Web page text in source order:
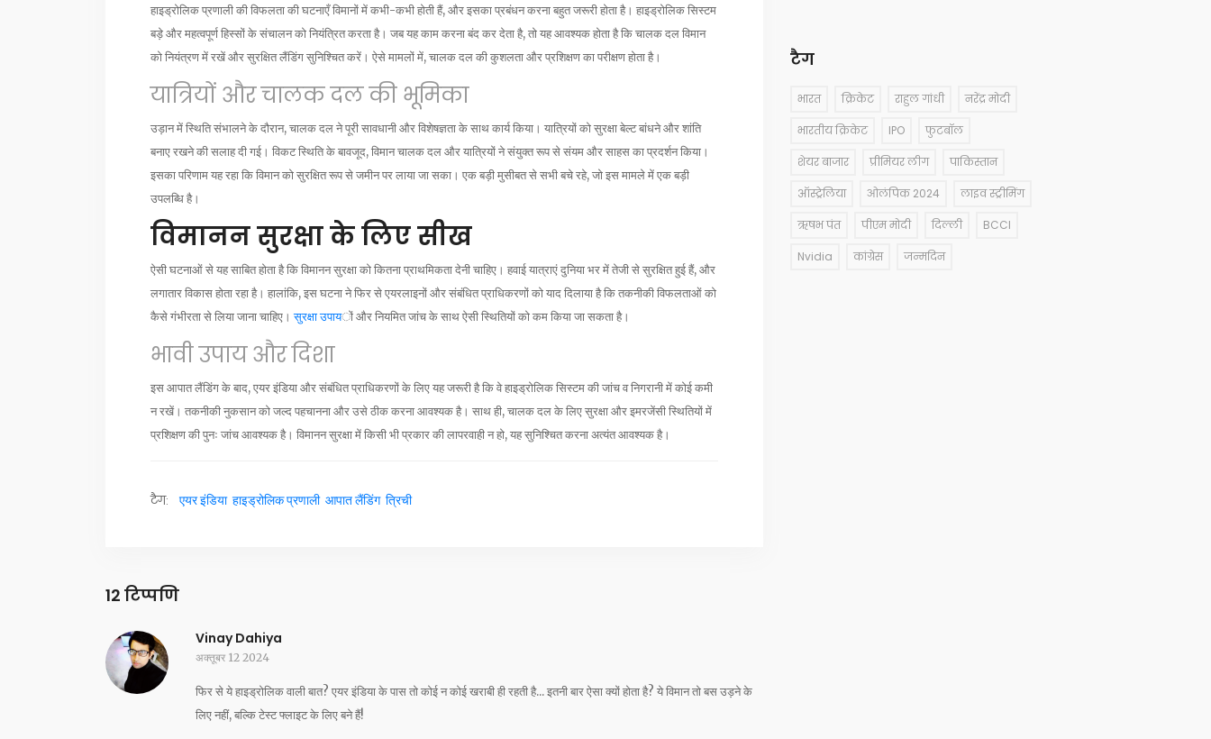
हाइड्रोलिक प्रणाली की विफलता की घटनाएँ विमानों में कभी-कभी होती हैं, और इसका प्रबंधन करना बहुत जरूरी होता है। हाइड्रोलिक सिस्टम
बड़े और महत्वपूर्ण हिस्सों के संचालन को नियंत्रित करता है। जब यह काम करना बंद कर देता है, तो यह आवश्यक होता है कि चालक दल विमान
को नियंत्रण में रखें और सुरक्षित लैंडिंग सुनिश्चित करें। ऐसे मामलों में, चालक दल की कुशलता और प्रशिक्षण का परीक्षण होता है।
यात्रियों और चालक दल की भूमिका
उड़ान में स्थिति संभालने के दौरान, चालक दल ने पूरी सावधानी और विशेषज्ञता के साथ कार्य किया। यात्रियों को सुरक्षा बेल्ट बांधने और शांति
बनाए रखने की सलाह दी गई। विकट स्थिति के बावजूद, विमान चालक दल और यात्रियों ने संयुक्त रूप से संयम और साहस का प्रदर्शन किया।
इसका परिणाम यह रहा कि विमान को सुरक्षित रूप से जमीन पर लाया जा सका। एक बड़ी मुसीबत से सभी बचे रहे, जो इस मामले में एक बड़ी
उपलब्धि है।
विमानन सुरक्षा के लिए सीख
ऐसी घटनाओं से यह साबित होता है कि विमानन सुरक्षा को कितना प्राथमिकता देनी चाहिए। हवाई यात्राएं दुनिया भर में तेजी से सुरक्षित हुई हैं, और
लगातार विकास होता रहा है। हालांकि, इस घटना ने फिर से एयरलाइनों और संबंधित प्राधिकरणों को याद दिलाया है कि तकनीकी विफलताओं को
कैसे गंभीरता से लिया जाना चाहिए।सुरक्षा उपायों और नियमित जांच के साथ ऐसी स्थितियों को कम किया जा सकता है।
भावी उपाय और दिशा
इस आपात लैंडिंग के बाद, एयर इंडिया और संबंधित प्राधिकरणों के लिए यह जरूरी है कि वे हाइड्रोलिक सिस्टम की जांच व निगरानी में कोई कमी
न रखें। तकनीकी नुकसान को जल्द पहचानना और उसे ठीक करना आवश्यक है। साथ ही, चालक दल के लिए सुरक्षा और इमरजेंसी स्थितियों में
प्रशिक्षण की पुनः जांच आवश्यक है। विमानन सुरक्षा में किसी भी प्रकार की लापरवाही न हो, यह सुनिश्चित करना अत्यंत आवश्यक है।
टैग: एयर इंडिया हाइड्रोलिक प्रणाली आपात लैंडिंग त्रिची
12 टिप्पणि
Vinay Dahiya
अक्तूबर 12 2024
फिर से ये हाइड्रोलिक वाली बात? एयर इंडिया के पास तो कोई न कोई खराबी ही रहती है... इतनी बार ऐसा क्यों होता है? ये विमान तो बस उड़ने के
लिए नहीं, बल्कि टेस्ट फ्लाइट के लिए बने हैं!
टैग
भारत क्रिकेट राहुल गांधी नरेंद्र मोदी
भारतीय क्रिकेट IPO फुटबॉल
शेयर बाजार प्रीमियर लीग पाकिस्तान
ऑस्ट्रेलिया ओलंपिक 2024 लाइव स्ट्रीमिंग
ऋषभ पंत पीएम मोदी दिल्ली BCCI
Nvidia कांग्रेस जन्मदिन